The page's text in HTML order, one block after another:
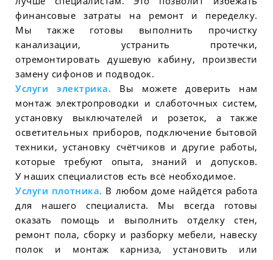
финансовые затраты на ремонт и переделку.
Мы также готовы выполнить прочистку
канализации, устранить протечки,
отремонтировать душевую кабину, произвести
замену сифонов и подводок.
Услуги электрика. Вы можете доверить нам
монтаж электропроводки и слаботочных систем,
установку выключателей и розеток, а также
осветительных приборов, подключение бытовой
техники, установку счётчиков и другие работы,
которые требуют опыта, знаний и допусков.
У наших специалистов есть всё необходимое.
Услуги плотника. В любом доме найдётся работа
для нашего специалиста. Мы всегда готовы
оказать помощь и выполнить отделку стен,
ремонт пола, сборку и разборку мебели, навеску
полок и монтаж карниза, установить или